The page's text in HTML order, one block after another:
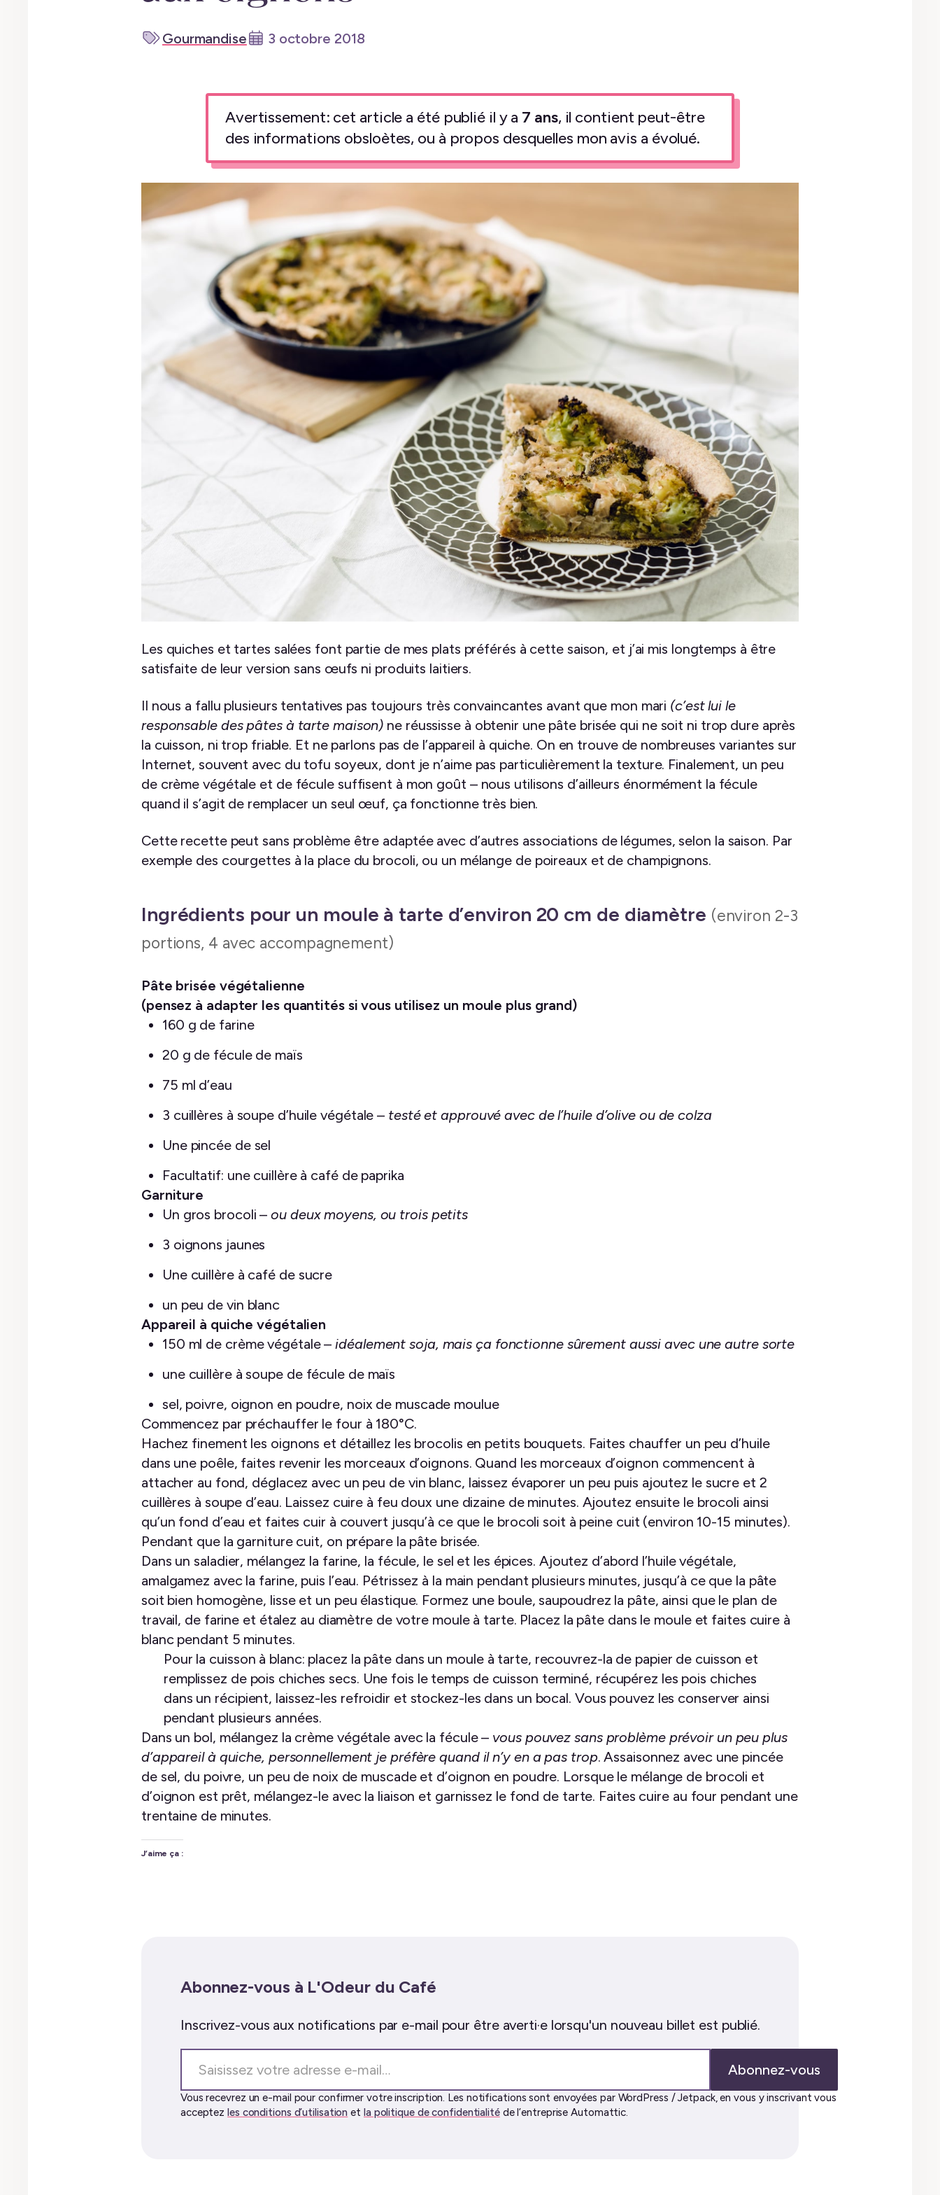
Gourmandise 3 octobre 2018
Avertissement: cet article a été publié il y a 7 ans, il contient peut-être
des informations obsloètes, ou à propos desquelles mon avis a évolué.
Les quiches et tartes salées font partie de mes plats préférés à cette saison, et j’ai mis longtemps à être
satisfaite de leur version sans œufs ni produits laitiers.
Il nous a fallu plusieurs tentatives pas toujours très convaincantes avant que mon mari (c’est lui le
responsable des pâtes à tarte maison) ne réussisse à obtenir une pâte brisée qui ne soit ni trop dure après
la cuisson, ni trop friable. Et ne parlons pas de l’appareil à quiche. On en trouve de nombreuses variantes sur
Internet, souvent avec du tofu soyeux, dont je n’aime pas particulièrement la texture. Finalement, un peu
de crème végétale et de fécule suffisent à mon goût – nous utilisons d’ailleurs énormément la fécule
quand il s’agit de remplacer un seul œuf, ça fonctionne très bien.
Cette recette peut sans problème être adaptée avec d’autres associations de légumes, selon la saison. Par
exemple des courgettes à la place du brocoli, ou un mélange de poireaux et de champignons.
Ingrédients pour un moule à tarte d’environ 20 cm de diamètre (environ 2-3
portions, 4 avec accompagnement)
Pâte brisée végétalienne
(pensez à adapter les quantités si vous utilisez un moule plus grand)
160 g de farine
20 g de fécule de maïs
75 ml d’eau
3 cuillères à soupe d’huile végétale – testé et approuvé avec de l’huile d’olive ou de colza
Une pincée de sel
Facultatif: une cuillère à café de paprika
Garniture
Un gros brocoli –ou deux moyens, ou trois petits
3 oignons jaunes
Une cuillère à café de sucre
un peu de vin blanc
Appareil à quiche végétalien
150 ml de crème végétale –idéalement soja, mais ça fonctionne sûrement aussi avec une autre sorte
une cuillère à soupe de fécule de maïs
sel, poivre, oignon en poudre, noix de muscade moulue
Commencez par préchauffer le four à 180°C.
Hachez finement les oignons et détaillez les brocolis en petits bouquets. Faites chauffer un peu d’huile
dans une poêle, faites revenir les morceaux d’oignons. Quand les morceaux d’oignon commencent à
attacher au fond, déglacez avec un peu de vin blanc, laissez évaporer un peu puis ajoutez le sucre et 2
cuillères à soupe d’eau. Laissez cuire à feu doux une dizaine de minutes. Ajoutez ensuite le brocoli ainsi
qu’un fond d’eau et faites cuir à couvert jusqu’à ce que le brocoli soit à peine cuit (environ 10-15 minutes).
Pendant que la garniture cuit, on prépare la pâte brisée.
Dans un saladier, mélangez la farine, la fécule, le sel et les épices. Ajoutez d’abord l’huile végétale,
amalgamez avec la farine, puis l’eau. Pétrissez à la main pendant plusieurs minutes, jusqu’à ce que la pâte
soit bien homogène, lisse et un peu élastique. Formez une boule, saupoudrez la pâte, ainsi que le plan de
travail, de farine et étalez au diamètre de votre moule à tarte. Placez la pâte dans le moule et faites cuire à
blanc pendant 5 minutes.
Pour la cuisson à blanc: placez la pâte dans un moule à tarte, recouvrez-la de papier de cuisson et
remplissez de pois chiches secs. Une fois le temps de cuisson terminé, récupérez les pois chiches
dans un récipient, laissez-les refroidir et stockez-les dans un bocal. Vous pouvez les conserver ainsi
pendant plusieurs années.
Dans un bol, mélangez la crème végétale avec la fécule – vous pouvez sans problème prévoir un peu plus
d’appareil à quiche, personnellement je préfère quand il n’y en a pas trop. Assaisonnez avec une pincée
de sel, du poivre, un peu de noix de muscade et d’oignon en poudre. Lorsque le mélange de brocoli et
d’oignon est prêt, mélangez-le avec la liaison et garnissez le fond de tarte. Faites cuire au four pendant une
trentaine de minutes.
J’aime ça :
Abonnez-vous à L'Odeur du Café
Inscrivez-vous aux notifications par e-mail pour être averti·e lorsqu'un nouveau billet est publié.
votre
adresse
e-
Abonnez-vous
Vous recevrez un e-mail pour confirmer votre inscription. Les notifications sont envoyées par WordPress / Jetpack, en vous y inscrivant vous
acceptezles conditions d’utilisation et la politique de confidentialitéde l’entreprise Automattic.